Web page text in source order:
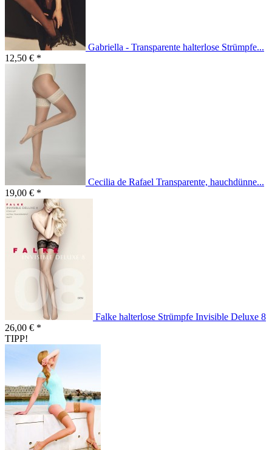
Gabriella - Transparente halterlose Strümpfe...
12,50 € *
Cecilia de Rafael Transparente, hauchdünne...
19,00 € *
Falke halterlose Strümpfe Invisible Deluxe 8
26,00 € *
TIPP!